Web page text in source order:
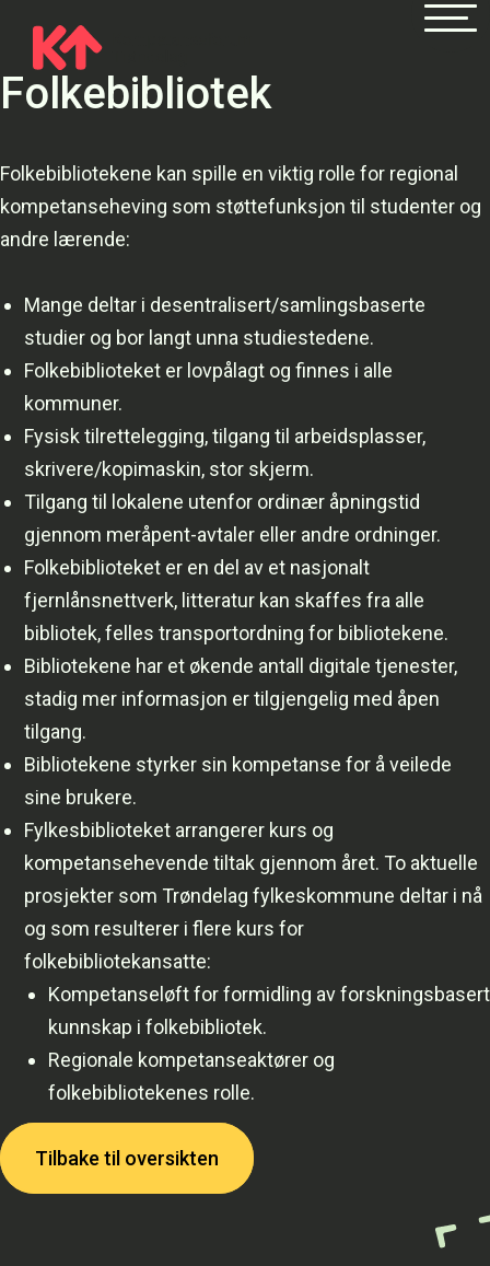
Folkebibliotek
Folkebibliotekene kan spille en viktig rolle for regional
kompetanseheving som støttefunksjon til studenter og
andre lærende:
Mange deltar i desentralisert/samlingsbaserte
studier og bor langt unna studiestedene.
Folkebiblioteket er lovpålagt og finnes i alle
kommuner.
Fysisk tilrettelegging, tilgang til arbeidsplasser,
skrivere/kopimaskin, stor skjerm.
Tilgang til lokalene utenfor ordinær åpningstid
gjennom meråpent-avtaler eller andre ordninger.
Folkebiblioteket er en del av et nasjonalt
fjernlånsnettverk, litteratur kan skaffes fra alle
bibliotek, felles transportordning for bibliotekene.
Bibliotekene har et økende antall digitale tjenester,
stadig mer informasjon er tilgjengelig med åpen
tilgang.
Bibliotekene styrker sin kompetanse for å veilede
sine brukere.
Fylkesbiblioteket arrangerer kurs og
kompetansehevende tiltak gjennom året. To aktuelle
prosjekter som Trøndelag fylkeskommune deltar i nå
og som resulterer i flere kurs for
folkebibliotekansatte:
Kompetanseløft for formidling av forskningsbasert
kunnskap i folkebibliotek.
Regionale kompetanseaktører og
folkebibliotekenes rolle.
Tilbake til oversikten